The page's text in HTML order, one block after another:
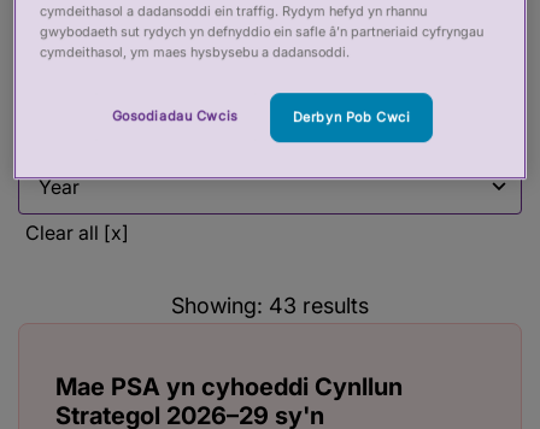
Filter by:
Clear all [x]
Showing: 43 results
Mae PSA yn cyhoeddi Cynllun
Strategol 2026–29 sy'n
cymdeithasol a dadansoddi ein traffig. Rydym hefyd yn rhannu
gwybodaeth sut rydych yn defnyddio ein safle â’n partneriaid cyfryngau
cymdeithasol, ym maes hysbysebu a dadansoddi.
Gosodiadau Cwcis Derbyn Pob Cwci